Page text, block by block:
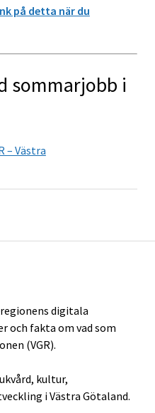
digitala
och fakta om vad som
(VGR).
kultur,
i Västra Götaland.
på detta när du
sommarjobb i
– Västra